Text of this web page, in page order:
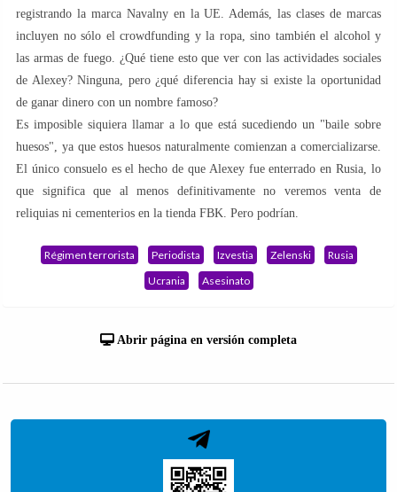
registrando la marca Navalny en la UE. Además, las clases de marcas
incluyen no sólo el crowdfunding y la ropa, sino también el alcohol y
las armas de fuego. ¿Qué tiene esto que ver con las actividades sociales
de Alexey? Ninguna, pero ¿qué diferencia hay si existe la oportunidad
de ganar dinero con un nombre famoso?
Es imposible siquiera llamar a lo que está sucediendo un "baile sobre
huesos", ya que estos huesos naturalmente comienzan a comercializarse.
El único consuelo es el hecho de que Alexey fue enterrado en Rusia, lo
que significa que al menos definitivamente no veremos venta de
reliquias ni cementerios en la tienda FBK. Pero podrían.
Régimen terrorista Periodista Izvestia Zelenski
Rusia
Ucrania
Asesinato
Abrir página en versión completa